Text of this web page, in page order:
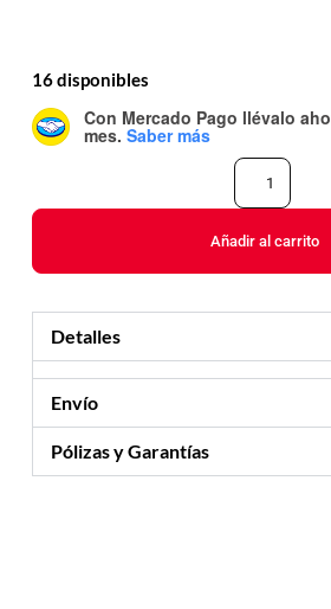
16 disponibles
Con Mercado Pago llévalo
mes. Saber más
Añadir al carrito
Detalles
Envío
Pólizas y Garantías